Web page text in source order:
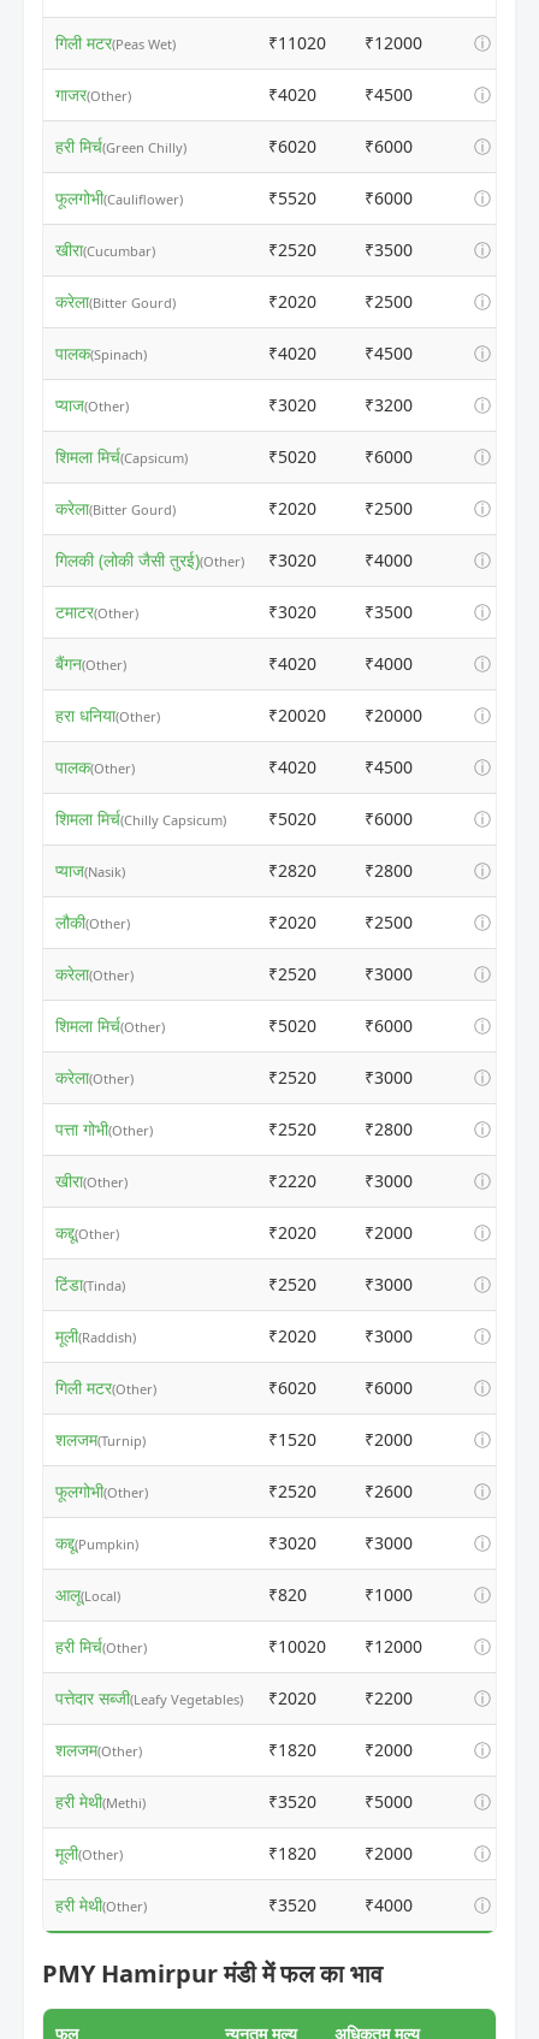
गिली मटर(Peas Wet) ₹11020 ₹12000 ⓘ
गाजर(Other) ₹4020 ₹4500 ⓘ
हरी मिर्च(Green Chilly) ₹6020 ₹6000 ⓘ
फूलगोभी(Cauliflower) ₹5520 ₹6000 ⓘ
खीरा(Cucumbar) ₹2520 ₹3500 ⓘ
करेला(Bitter Gourd) ₹2020 ₹2500 ⓘ
पालक(Spinach) ₹4020 ₹4500 ⓘ
प्याज(Other) ₹3020 ₹3200 ⓘ
शिमला मिर्च(Capsicum) ₹5020 ₹6000 ⓘ
करेला(Bitter Gourd) ₹2020 ₹2500 ⓘ
गिलकी (लोकी जैसी तुरई)(Other) ₹3020 ₹4000 ⓘ
टमाटर(Other) ₹3020 ₹3500 ⓘ
बैंगन(Other) ₹4020 ₹4000 ⓘ
हरा धनिया(Other) ₹20020 ₹20000 ⓘ
पालक(Other) ₹4020 ₹4500 ⓘ
शिमला मिर्च(Chilly Capsicum) ₹5020 ₹6000 ⓘ
प्याज(Nasik) ₹2820 ₹2800 ⓘ
लौकी(Other) ₹2020 ₹2500 ⓘ
करेला(Other) ₹2520 ₹3000 ⓘ
शिमला मिर्च(Other) ₹5020 ₹6000 ⓘ
करेला(Other) ₹2520 ₹3000 ⓘ
पत्ता गोभी(Other) ₹2520 ₹2800 ⓘ
खीरा(Other) ₹2220 ₹3000 ⓘ
कद्दू(Other) ₹2020 ₹2000 ⓘ
टिंडा(Tinda) ₹2520 ₹3000 ⓘ
मूली(Raddish) ₹2020 ₹3000 ⓘ
गिली मटर(Other) ₹6020 ₹6000 ⓘ
शलजम(Turnip) ₹1520 ₹2000 ⓘ
फूलगोभी(Other) ₹2520 ₹2600 ⓘ
कद्दू(Pumpkin) ₹3020 ₹3000 ⓘ
आलू(Local) ₹820 ₹1000 ⓘ
हरी मिर्च(Other) ₹10020 ₹12000 ⓘ
पत्तेदार सब्जी(Leafy Vegetables) ₹2020 ₹2200 ⓘ
शलजम(Other) ₹1820 ₹2000 ⓘ
हरी मेथी(Methi) ₹3520 ₹5000 ⓘ
मूली(Other) ₹1820 ₹2000 ⓘ
हरी मेथी(Other) ₹3520 ₹4000 ⓘ
PMY Hamirpur मंडी में फल का भाव
फल न्यूनतम मूल्य अधिकतम मूल्य